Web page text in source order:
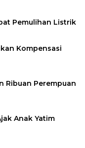
Pemulihan Listrik
Kompensasi
Ribuan Perempuan
Anak Yatim